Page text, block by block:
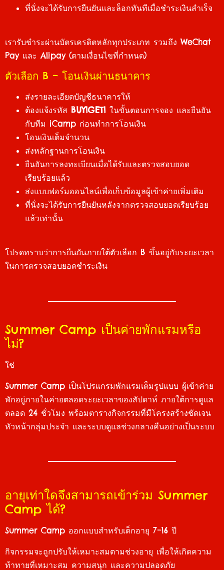
ที่นั่งจะได้รับการยืนยันและล็อกทันทีเมื่อชำระเงินสำเร็จ
เรารับชำระผ่านบัตรเครดิตหลักทุกประเภท รวมถึง WeChat
Pay และ Alipay (ตามเงื่อนไขที่กำหนด)
ตัวเลือก B – โอนเงินผ่านธนาคาร
ส่งรายละเอียดบัญชีธนาคารให้
ต้องแจ้งรหัส BUY1GET1 ในขั้นตอนการจอง และยืนยัน
กับทีม iCamp ก่อนทำการโอนเงิน
โอนเงินเต็มจำนวน
ส่งหลักฐานการโอนเงิน
ยืนยันการลงทะเบียนเมื่อได้รับและตรวจสอบยอด
เรียบร้อยแล้ว
ส่งแบบฟอร์มออนไลน์เพื่อเก็บข้อมูลผู้เข้าค่ายเพิ่มเติม
ที่นั่งจะได้รับการยืนยันหลังจากตรวจสอบยอดเรียบร้อย
แล้วเท่านั้น
โปรดทราบว่าการยืนยันภายใต้ตัวเลือก B ขึ้นอยู่กับระยะเวลา
ในการตรวจสอบยอดชำระเงิน
Summer Camp เป็นค่ายพักแรมหรือ
ไม่?
ใช่
Summer Camp เป็นโปรแกรมพักแรมเต็มรูปแบบ ผู้เข้าค่าย
พักอยู่ภายในค่ายตลอดระยะเวลาของสัปดาห์ ภายใต้การดูแล
ตลอด 24 ชั่วโมง พร้อมตารางกิจกรรมที่มีโครงสร้างชัดเจน
หัวหน้ากลุ่มประจำ และระบบดูแลช่วงกลางคืนอย่างเป็นระบบ
อายุเท่าใดจึงสามารถเข้าร่วม Summer
Camp ได้?
Summer Camp ออกแบบสำหรับเด็กอายุ 7–16 ปี
กิจกรรมจะถูกปรับให้เหมาะสมตามช่วงอายุ เพื่อให้เกิดความ
ท้าทายที่เหมาะสม ความสนุก และความปลอดภัย